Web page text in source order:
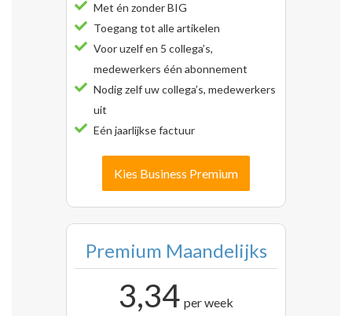
Met én zonder BIG
Toegang tot alle artikelen
Voor uzelf en 5 collega’s,
medewerkers één abonnement
Nodig zelf uw collega’s, medewerkers
uit
Eén jaarlijkse factuur
Kies Business Premium
Premium Maandelijks
3,34 per week